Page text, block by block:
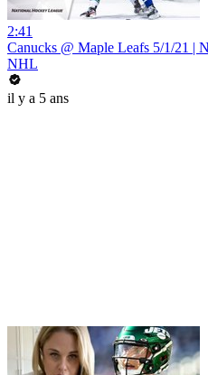
2:41
Canucks @ Maple Leafs 5/1/21 |
NHL
il y a 5 ans